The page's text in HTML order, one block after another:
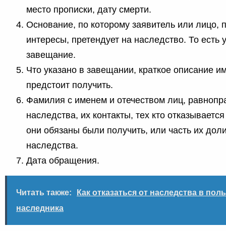
место прописки, дату смерти.
Основание, по которому заявитель или лицо,
интересы, претендует на наследство. То есть
завещание.
Что указано в завещании, краткое описание
предстоит получить.
Фамилия с именем и отечеством лиц,
наследства, их контакты, тех кто
они обязаны были получить, или часть их
наследства.
Дата обращения.
Читать также:
Как отказаться от наследства в
наследника